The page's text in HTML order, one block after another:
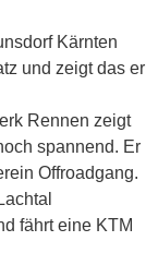
Kärnten
und zeigt das er
Rennen zeigt
spannend. Er
Offroadgang.
fährt eine KTM